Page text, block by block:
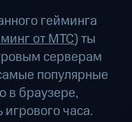
гейминга
от МТС) ты
серверам
популярные
в браузере,
игрового часа.